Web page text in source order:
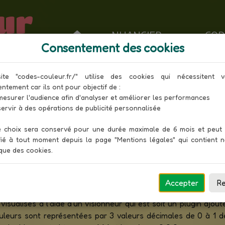
NUANCIER
couleurs RAL Effect en code
Toutes les couleurs
première collection de RAL basée sur des systèmes de
une combinaison harmonieuse des couleurs unies et
métalliques (marquées d'un "M").
Reality Markup Language est un langage de description
en 1994. Ce langage interprété est une norme
à l'aide d'un visionneur qui est soit un plugin
sont représentées par 3 valeurs décimales de 0 à 1
Consentement des cookies
"codes-couleur.fr/" utilise des cookies qui nécessitent
car ils ont pour objectif de :
choix sera conservé pour une durée maximale de 6 mois et peut
à tout moment depuis la page "Mentions légales" qui contient
des cookies.
Accepter